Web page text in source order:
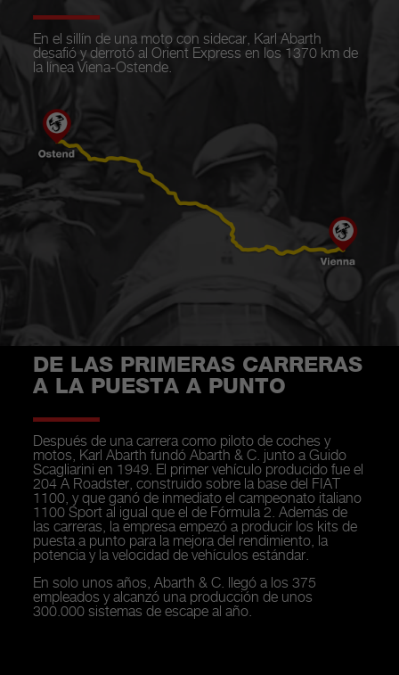
En el sillín de una moto con sidecar, Karl Abarth
desafió y derrotó al Orient Express en los 1370 km de
la línea Viena-Ostende.
DE LAS PRIMERAS CARRERAS
A LA PUESTA A PUNTO
Después de una carrera como piloto de coches y
motos, Karl Abarth fundó Abarth & C. junto a Guido
Scagliarini en 1949. El primer vehículo producido fue el
204 A Roadster, construido sobre la base del FIAT
1100, y que ganó de inmediato el campeonato italiano
1100 Sport al igual que el de Fórmula 2. Además de
las carreras, la empresa empezó a producir los kits de
puesta a punto para la mejora del rendimiento, la
potencia y la velocidad de vehículos estándar.
En solo unos años, Abarth & C. llegó a los 375
empleados y alcanzó una producción de unos
300.000 sistemas de escape al año.